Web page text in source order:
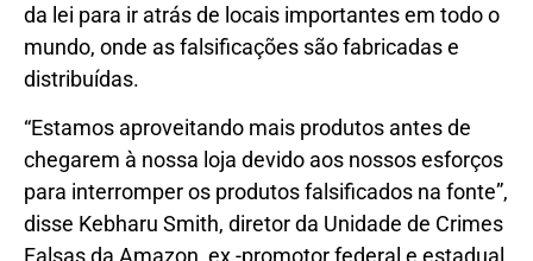
da lei para ir atrás de locais importantes em todo o
mundo, onde as falsificações são fabricadas e
distribuídas.
“Estamos aproveitando mais produtos antes de
chegarem à nossa loja devido aos nossos esforços
para interromper os produtos falsificados na fonte”,
disse Kebharu Smith, diretor da Unidade de Crimes
Falsas da Amazon, ex -promotor federal e estadual